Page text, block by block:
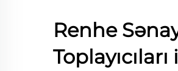
Renhe